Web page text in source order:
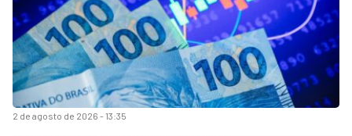
2 de agosto de 2026 - 13:35